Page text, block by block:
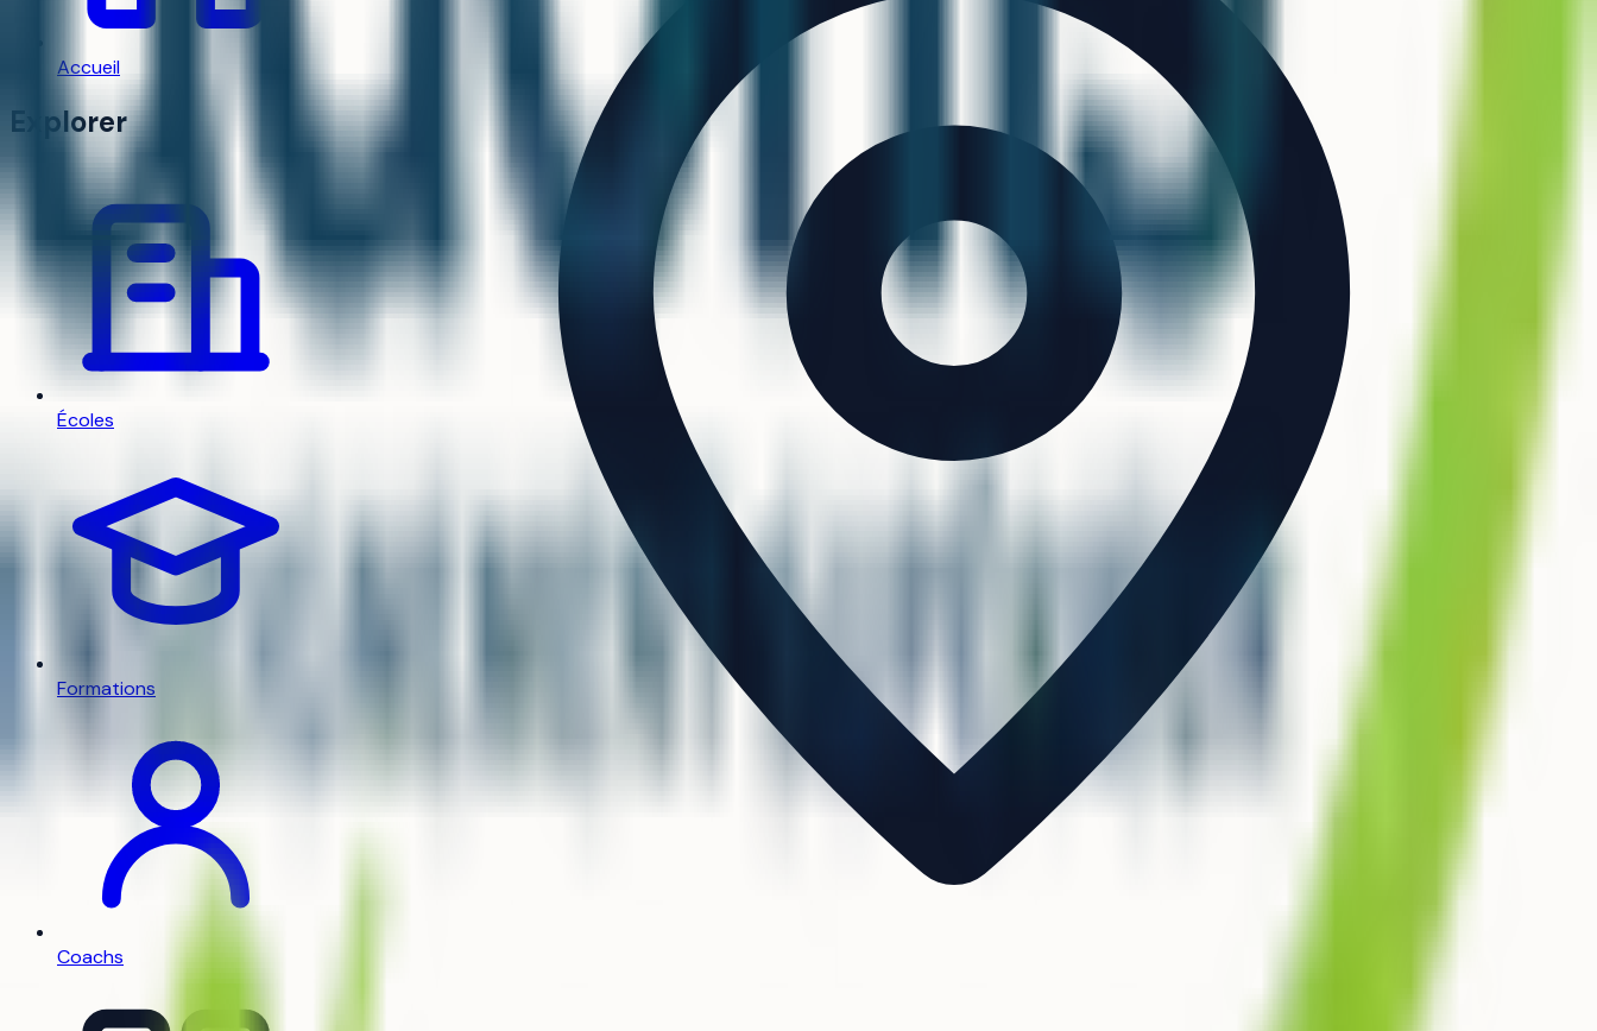
Accueil
Explorer
Écoles
Formations
Coachs